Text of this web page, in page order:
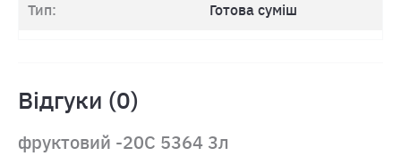
Тип: Готова суміш
Відгуки (0)
фруктовий -20C 5364 3л